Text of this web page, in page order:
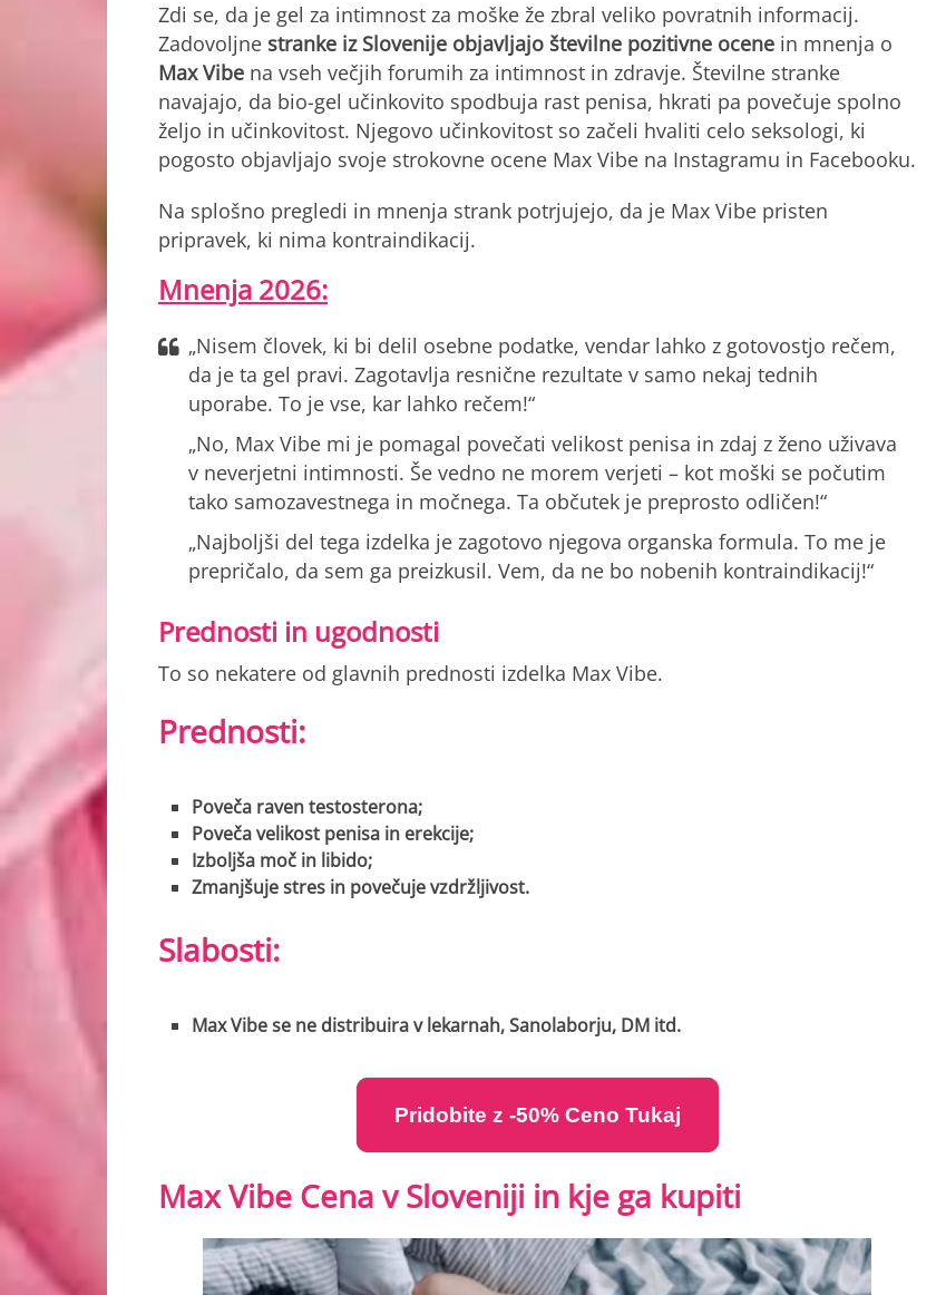
Zdi se, da je gel za intimnost za moške že zbral veliko povratnih informacij.
Zadovoljne stranke iz Slovenije objavljajo številne pozitivne ocene in mnenja o
Max Vibe na vseh večjih forumih za intimnost in zdravje. Številne stranke
navajajo, da bio-gel učinkovito spodbuja rast penisa, hkrati pa povečuje spolno
željo in učinkovitost. Njegovo učinkovitost so začeli hvaliti celo seksologi, ki
pogosto objavljajo svoje strokovne ocene Max Vibe na Instagramu in Facebooku.
Na splošno pregledi in mnenja strank potrjujejo, da je Max Vibe pristen
pripravek, ki nima kontraindikacij.
Mnenja 2026:
„Nisem človek, ki bi delil osebne podatke, vendar lahko z gotovostjo rečem,
da je ta gel pravi. Zagotavlja resnične rezultate v samo nekaj tednih
uporabe. To je vse, kar lahko rečem!“
„No, Max Vibe mi je pomagal povečati velikost penisa in zdaj z ženo uživava
v neverjetni intimnosti. Še vedno ne morem verjeti – kot moški se počutim
tako samozavestnega in močnega. Ta občutek je preprosto odličen!“
„Najboljši del tega izdelka je zagotovo njegova organska formula. To me je
prepričalo, da sem ga preizkusil. Vem, da ne bo nobenih kontraindikacij!“
Prednosti in ugodnosti
To so nekatere od glavnih prednosti izdelka Max Vibe.
Prednosti:
Poveča raven testosterona;
Poveča velikost penisa in erekcije;
Izboljša moč in libido;
Zmanjšuje stres in povečuje vzdržljivost.
Slabosti:
Max Vibe se ne distribuira v lekarnah, Sanolaborju, DM itd.
Pridobite z -50% Ceno Tukaj
Max Vibe Cena v Sloveniji in kje ga kupiti